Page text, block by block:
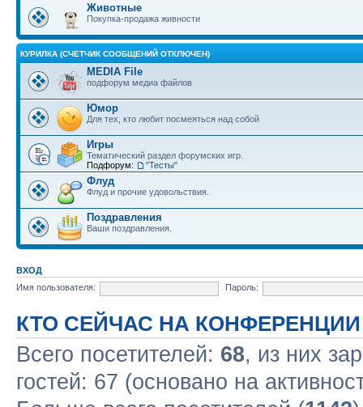
Животные
Покупка-продажа живности
КУРИЛКА (СЧЕТЧИК СООБЩЕНИЙ ОТКЛЮЧЕН)
MEDIA File
подфорум медиа файлов
Юмор
Для тех, кто любит посмеяться над собой
Игры
Тематический раздел форумских игр.
Подфорум:
"Тесты"
Флуд
Флуд и прочие удовольствия.
Поздравления
Ваши поздравления.
ВХОД
Имя пользователя:
Пароль:
КТО СЕЙЧАС НА КОНФЕРЕНЦИИ
Всего посетителей: 68, из них
гостей: 67 (основано на